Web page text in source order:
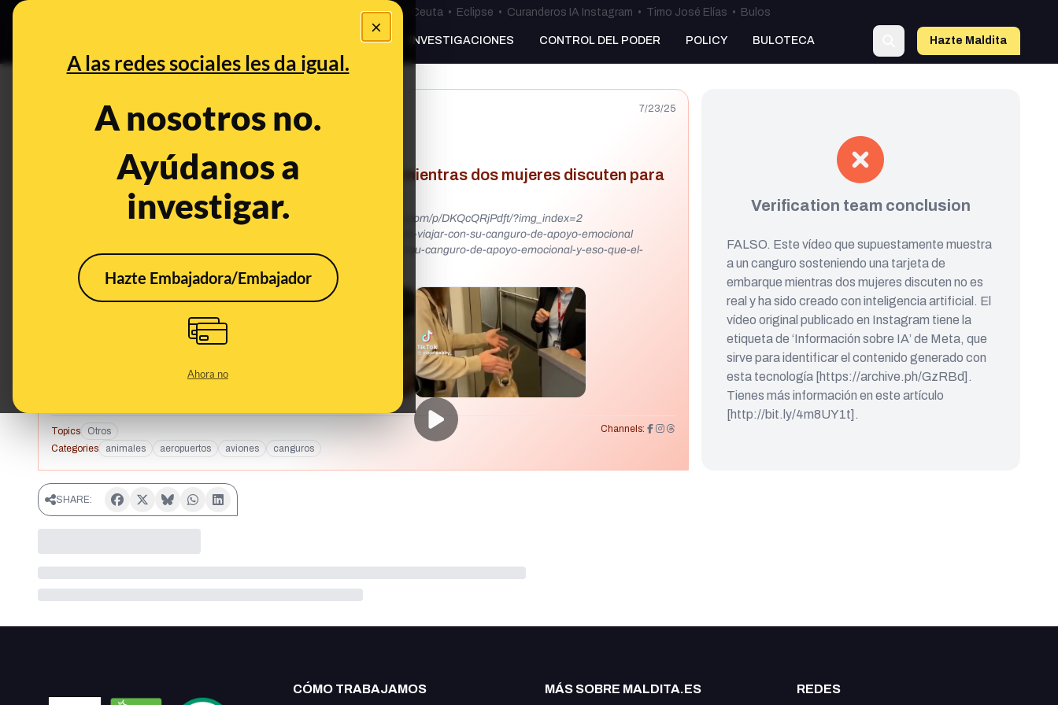
×
A las redes sociales les da igual.
A nosotros no.
Ayúdanos a
investigar.
Hazte Embajadora/Embajador
Ahora no
Especial Ceuta•Bulos Ceuta • Eclipse • Curanderos IA Instagram • Timo José Elías • Bulos
PREBUNKING INVESTIGACIONES CONTROL DEL PODER POLICY BULOTECA Hazte Maldita
FALSO 7/23/25
What's being said:
«Un canguro sostiene su tarjeta de embarque mientras dos mujeres discuten para
que suba al avión»
https://www.instagram.com/p/DKFkqenMph3/ https://www.instagram.com/p/DKQcQRjPdft/?img_index=2
https://www.threads.com/@tunotas/post/DKM7z6-NB97/no-la-dejaron-viajar-con-su-canguro-de-apoyo-emocional
https://www.facebook.com/CarlosRShow/posts/le-negaron-el-viaje-a-su-canguro-de-apoyo-emocional-y-eso-que-el-
lomito-saltar%C3%ADn/1224364925760481/
Topics Otros
Channels:
Categories
animales aeropuertos aviones canguros
Verification team conclusion
FALSO. Este vídeo que supuestamente muestra
a un canguro sosteniendo una tarjeta de
embarque mientras dos mujeres discuten no es
real y ha sido creado con inteligencia artificial. El
vídeo original publicado en Instagram tiene la
etiqueta de ‘Información sobre IA’ de Meta, que
sirve para identificar el contenido generado con
esta tecnología [https://archive.ph/GzRBd].
Tienes más información en este artículo
[http://bit.ly/4m8UY1t].
SHARE:
CÓMO TRABAJAMOS MÁS SOBRE MALDITA.ES REDES